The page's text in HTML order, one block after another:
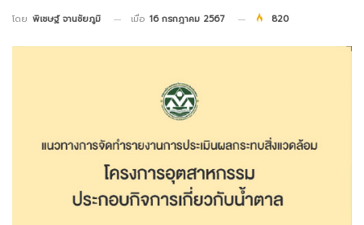
โดย พิเชษฐ์ จานชัยภูมิ เมื่อ 16 กรกฎาคม 2567 820